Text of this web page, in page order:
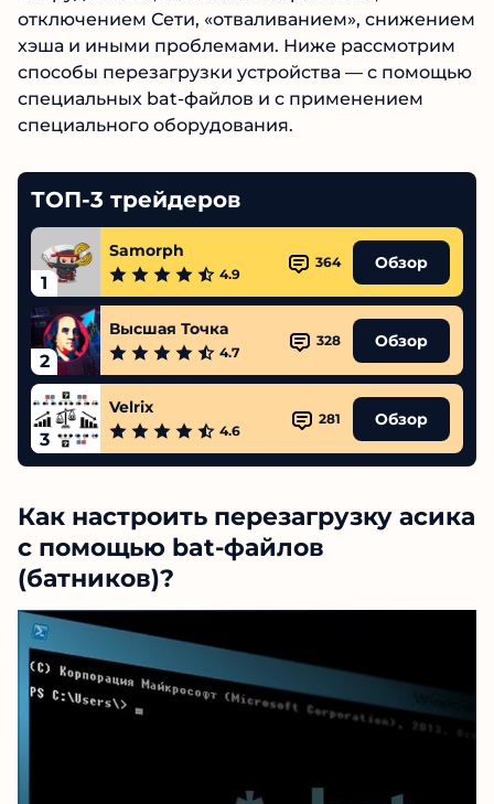
отключением Сети, «отваливанием», снижением
хэша и иными проблемами. Ниже рассмотрим
способы перезагрузки устройства — с помощью
специальных bat-файлов и с применением
специального оборудования.
ТОП-3 трейдеров
1
Samorph
4.9
364 Обзор
2
Высшая Точка
4.7
328 Обзор
3
Velrix
4.6
281 Обзор
Как настроить перезагрузку асика
с помощью bat-файлов
(батников)?